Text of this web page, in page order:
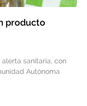
producto
sanitaria, con
Autónoma